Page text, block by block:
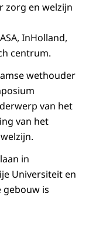
zorg en welzijn
InHolland,
centrum.
wethouder
van het
van het
in
Universiteit en
gebouw is